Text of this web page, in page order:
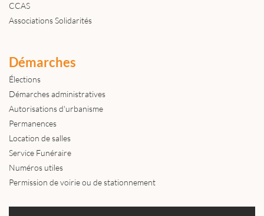
CCAS
Associations Solidarités
Démarches
Élections
Démarches administratives
Autorisations d'urbanisme
Permanences
Location de salles
Service Funéraire
Numéros utiles
Permission de voirie ou de stationnement